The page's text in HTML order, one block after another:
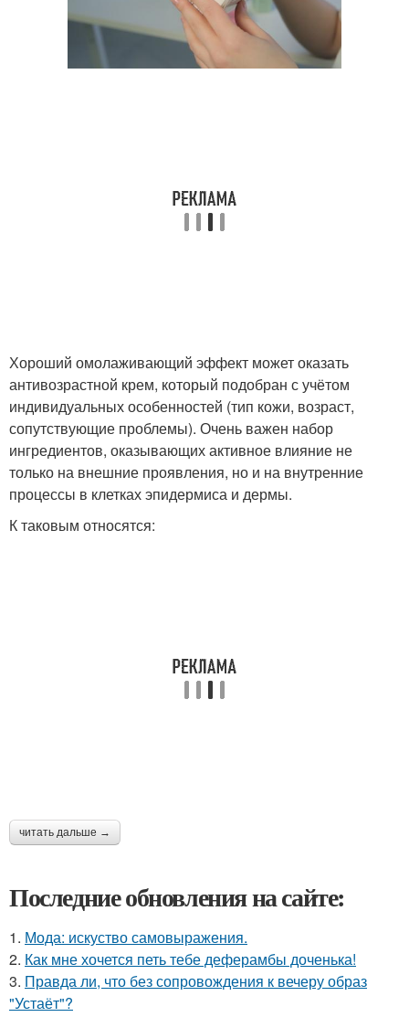
Хороший омолаживающий эффект может оказать
антивозрастной крем, который подобран с учётом
индивидуальных особенностей (тип кожи, возраст,
сопутствующие проблемы). Очень важен набор
ингредиентов, оказывающих активное влияние не
только на внешние проявления, но и на внутренние
процессы в клетках эпидермиса и дермы.
К таковым относятся:
читать дальше →
Последние обновления на сайте:
1. Мода: искуство самовыражения.
2. Как мне хочется петь тебе деферамбы доченька!
3. Правда ли, что без сопровождения к вечеру образ
"Устаёт"?